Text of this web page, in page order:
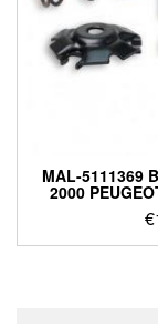
MAL-5111369
2000
€